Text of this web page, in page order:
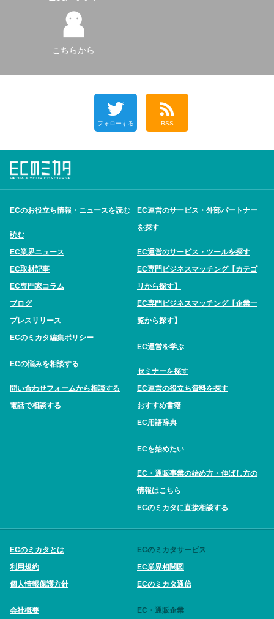
こちらから
フォローする RSS
ECのお役立ち情報・ニュースを読む
読む
EC業界ニュース
EC取材記事
EC専門家コラム
ブログ
プレスリリース
ECのミカタ編集ポリシー
ECの悩みを相談する
問い合わせフォームから相談する
電話で相談する
EC運営のサービス・外部パートナー
を探す
EC運営のサービス・ツールを探す
EC専門ビジネスマッチング【カテゴ
リから探す】
EC専門ビジネスマッチング【企業一
覧から探す】
EC運営を学ぶ
セミナーを探す
EC運営の役立ち資料を探す
おすすめ書籍
EC用語辞典
ECを始めたい
EC・通販事業の始め方・伸ばし方の
情報はこちら
ECのミカタに直接相談する
ECのミカタとは
利用規約
個人情報保護方針
会社概要
ECのミカタサービス
EC業界相関図
ECのミカタ通信
EC・通販企業